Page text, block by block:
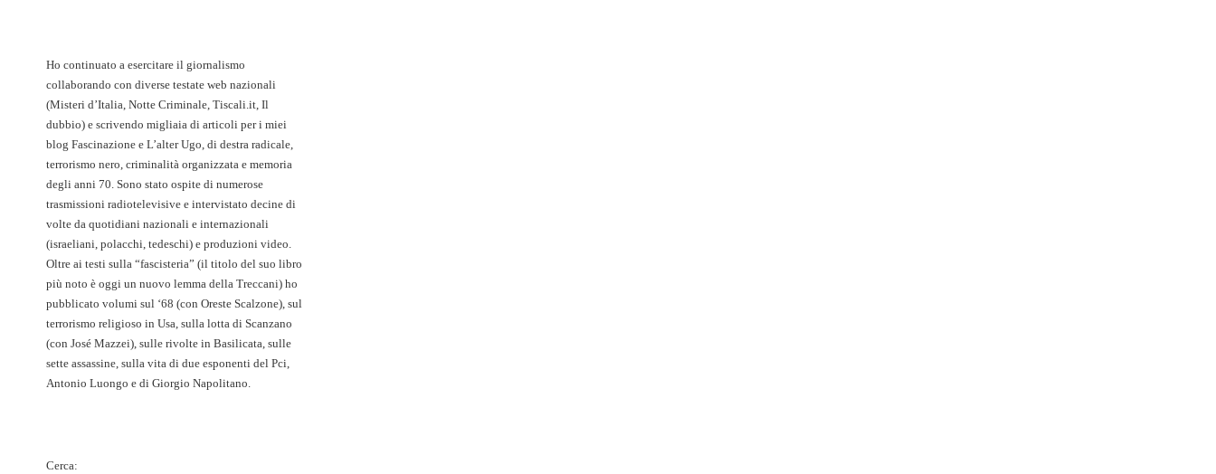
Ho continuato a esercitare il giornalismo
collaborando con diverse testate web nazionali
(Misteri d’Italia, Notte Criminale, Tiscali.it, Il
dubbio) e scrivendo migliaia di articoli per i miei
blog Fascinazione e L’alter Ugo, di destra radicale,
terrorismo nero, criminalità organizzata e memoria
degli anni 70. Sono stato ospite di numerose
trasmissioni radiotelevisive e intervistato decine di
volte da quotidiani nazionali e internazionali
(israeliani, polacchi, tedeschi) e produzioni video.
Oltre ai testi sulla “fascisteria” (il titolo del suo libro
più noto è oggi un nuovo lemma della Treccani) ho
pubblicato volumi sul ‘68 (con Oreste Scalzone), sul
terrorismo religioso in Usa, sulla lotta di Scanzano
(con José Mazzei), sulle rivolte in Basilicata, sulle
sette assassine, sulla vita di due esponenti del Pci,
Antonio Luongo e di Giorgio Napolitano.
Cerca: